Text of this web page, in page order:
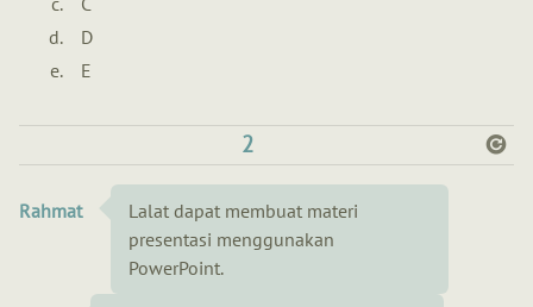
D
E
2
Rahmat
Lalat dapat membuat materi
presentasi menggunakan
PowerPoint.